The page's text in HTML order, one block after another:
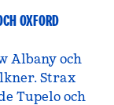
OXFORD
Albany och
Strax
Tupelo och